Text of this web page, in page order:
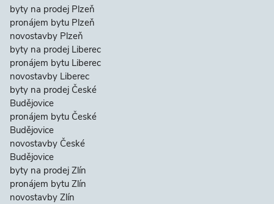
byty na prodej Plzeň
pronájem bytu Plzeň
novostavby Plzeň
byty na prodej Liberec
pronájem bytu Liberec
novostavby Liberec
byty na prodej České
Budějovice
pronájem bytu České
Budějovice
novostavby České
Budějovice
byty na prodej Zlín
pronájem bytu Zlín
novostavby Zlín